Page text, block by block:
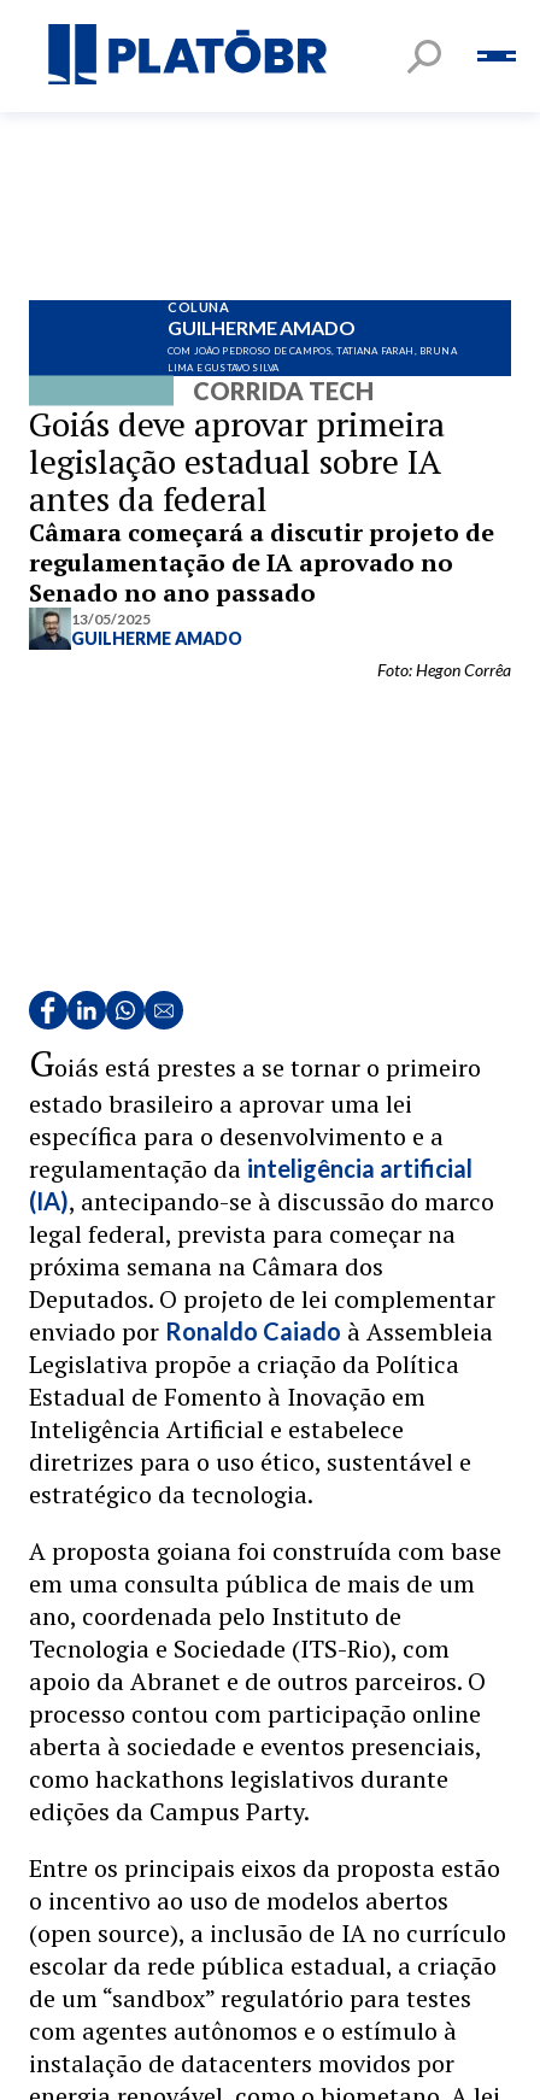
COLUNA
GUILHERME AMADO
COM JOÃO PEDROSO DE CAMPOS, TATIANA FARAH, BRUNA
LIMA E GUSTAVO SILVA
CORRIDA TECH
Goiás deve aprovar primeira
legislação estadual sobre IA
antes da federal
Câmara começará a discutir projeto de
regulamentação de IA aprovado no
Senado no ano passado
13/05/2025
GUILHERME AMADO
Foto: Hegon Corrêa
Goiás está prestes a se tornar o primeiro
estado brasileiro a aprovar uma lei
específica para o desenvolvimento e a
regulamentação da inteligência artificial
(IA), antecipando-se à discussão do marco
legal federal, prevista para começar na
próxima semana na Câmara dos
Deputados. O projeto de lei complementar
enviado por Ronaldo Caiado à Assembleia
Legislativa propõe a criação da Política
Estadual de Fomento à Inovação em
Inteligência Artificial e estabelece
diretrizes para o uso ético, sustentável e
estratégico da tecnologia.
A proposta goiana foi construída com base
em uma consulta pública de mais de um
ano, coordenada pelo Instituto de
Tecnologia e Sociedade (ITS-Rio), com
apoio da Abranet e de outros parceiros. O
processo contou com participação online
aberta à sociedade e eventos presenciais,
como hackathons legislativos durante
edições da Campus Party.
Entre os principais eixos da proposta estão
o incentivo ao uso de modelos abertos
(open source), a inclusão de IA no currículo
escolar da rede pública estadual, a criação
de um “sandbox” regulatório para testes
com agentes autônomos e o estímulo à
instalação de datacenters movidos por